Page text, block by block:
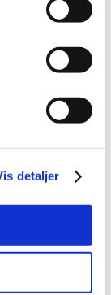
detaljer